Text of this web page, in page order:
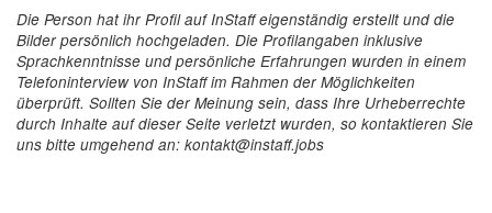
Die Person hat ihr Profil auf InStaff eigenständig erstellt und die
Bilder persönlich hochgeladen. Die Profilangaben inklusive
Sprachkenntnisse und persönliche Erfahrungen wurden in einem
Telefoninterview von InStaff im Rahmen der Möglichkeiten
überprüft. Sollten Sie der Meinung sein, dass Ihre Urheberrechte
durch Inhalte auf dieser Seite verletzt wurden, so kontaktieren Sie
uns bitte umgehend an: kontakt@instaff.jobs